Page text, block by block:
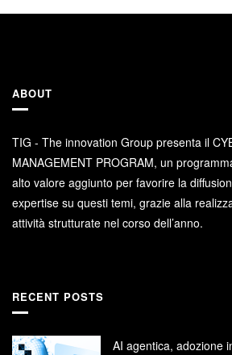
ABOUT
TIG - The innovation Group presenta il
MANAGEMENT PROGRAM, un
alto valore aggiunto per favorire la
expertise su questi temi, grazie alla
attività strutturate nel corso dell’anno.
RECENT POSTS
AI agentica, adozione